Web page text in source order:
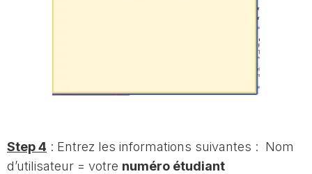
Step 4 : Entrez les informations suivantes : Nom
d’utilisateur = votre numéro étudiant